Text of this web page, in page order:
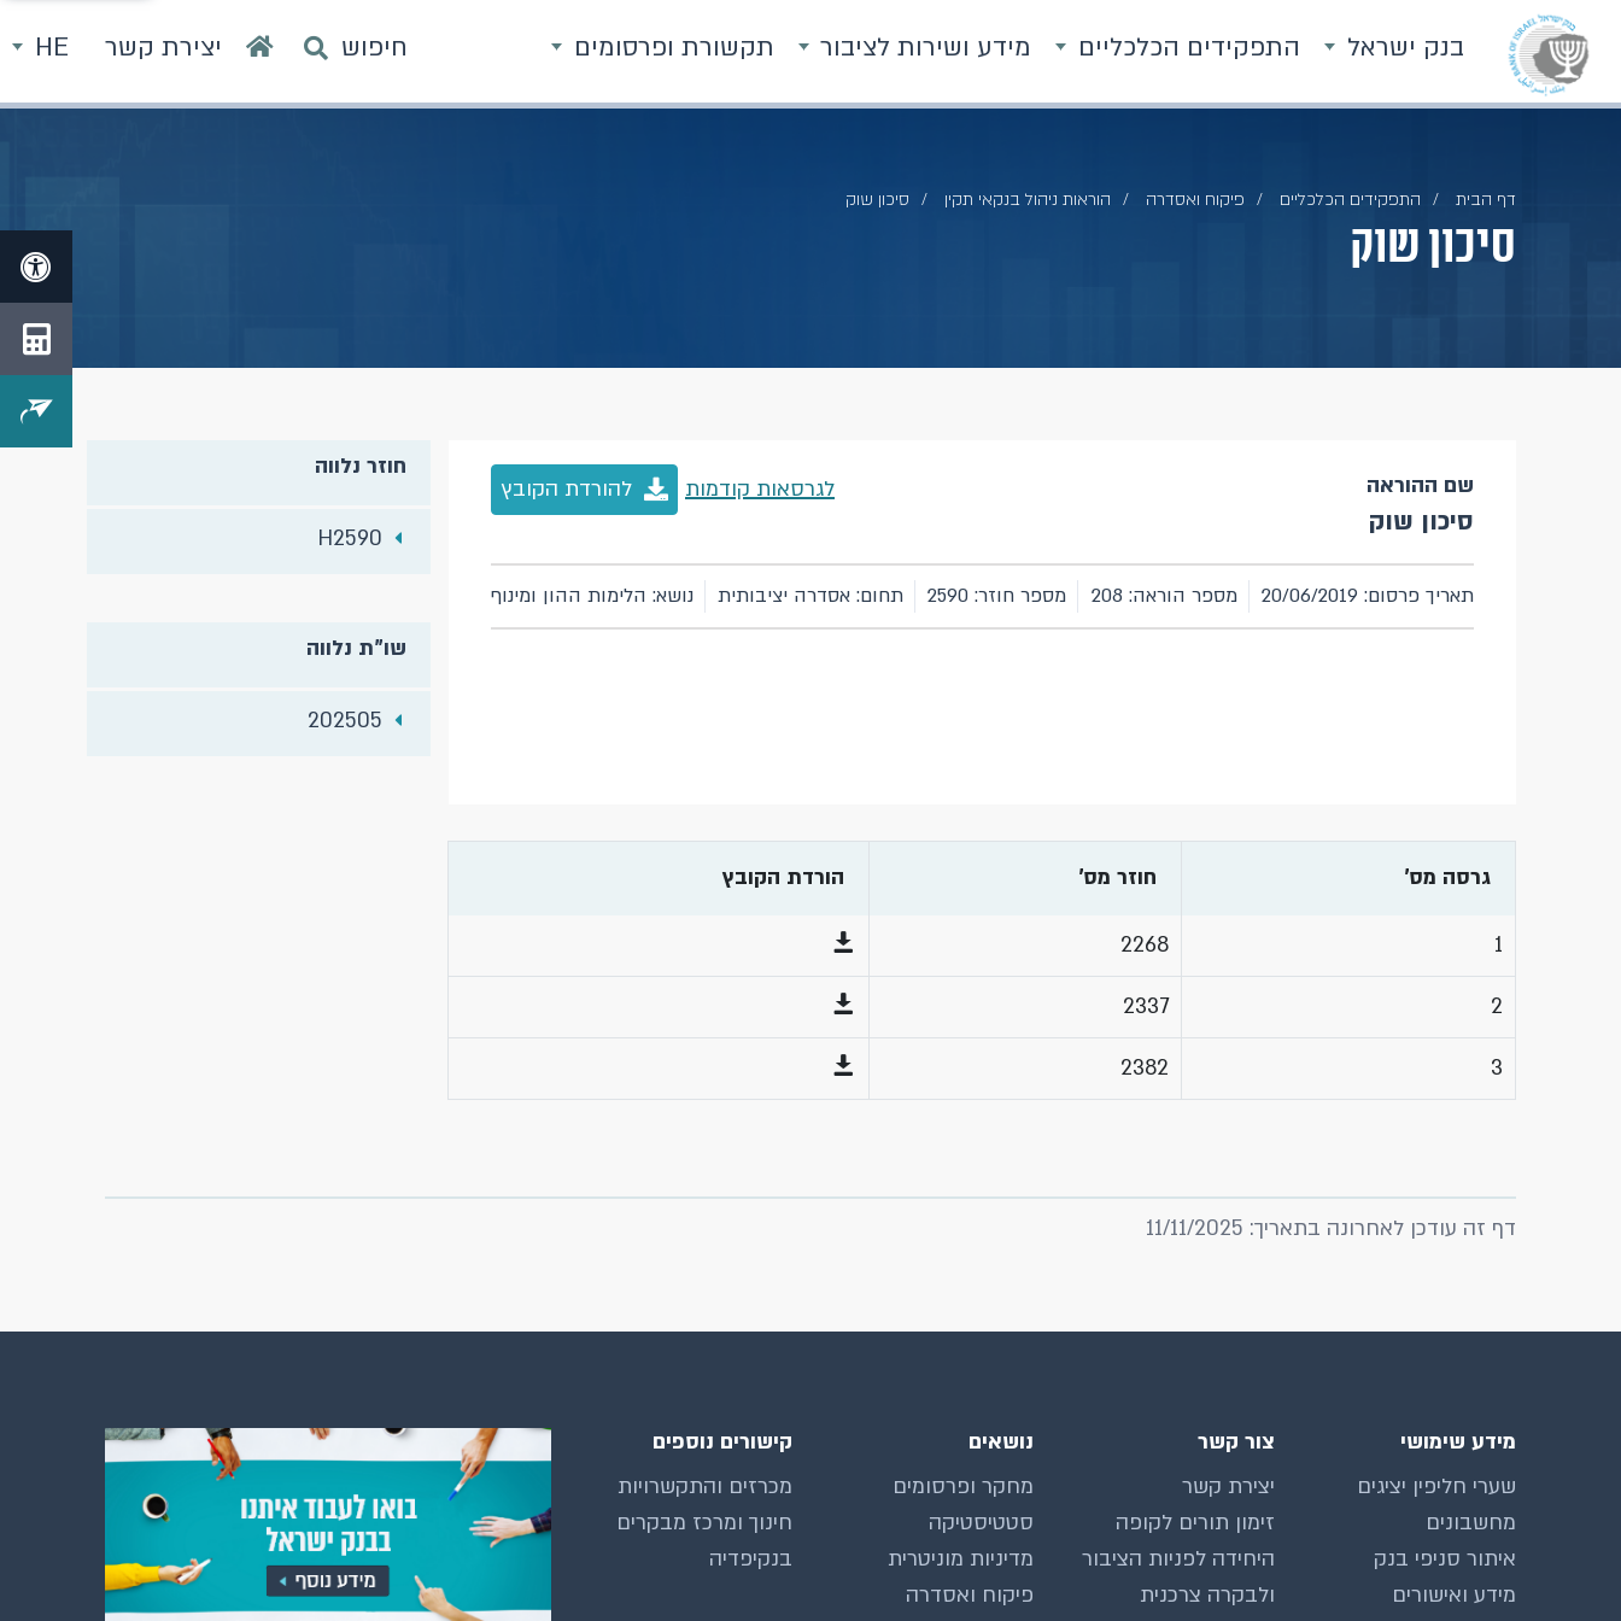
בנק ישראל התפקידים הכלכליים מידע ושירות לציבור תקשורת ופרסומים חיפוש יצירת קשר HE
דף הבית התפקידים הכלכליים פיקוח ואסדרה הוראות ניהול בנקאי תקין סיכון שוק
סיכון שוק
שם ההוראה
סיכון שוק
לגרסאות קודמות להורדת הקובץ
תאריך פרסום: 20/06/2019 מספר הוראה: 208 מספר חוזר: 2590 תחום: אסדרה יציבותית נושא: הלימות ההון ומינוף
חוזר נלווה
H2590
שו"ת נלווה
202505
גרסה מס' חוזר מס' הורדת הקובץ
1
2268
2
2337
3
2382
דף זה עודכן לאחרונה בתאריך: 11/11/2025
מידע שימושי
שערי חליפין יציגים
מחשבונים
איתור סניפי בנק
מידע ואישורים
צור קשר
יצירת קשר
זימון תורים לקופה
היחידה לפניות הציבור
ולבקרה צרכנית
נושאים
מחקר ופרסומים
סטטיסטיקה
מדיניות מוניטרית
פיקוח ואסדרה
קישורים נוספים
מכרזים והתקשרויות
חינוך ומרכז מבקרים
בנקיפדיה